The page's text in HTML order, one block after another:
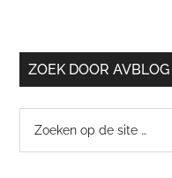
ZOEK DOOR AVBLOG